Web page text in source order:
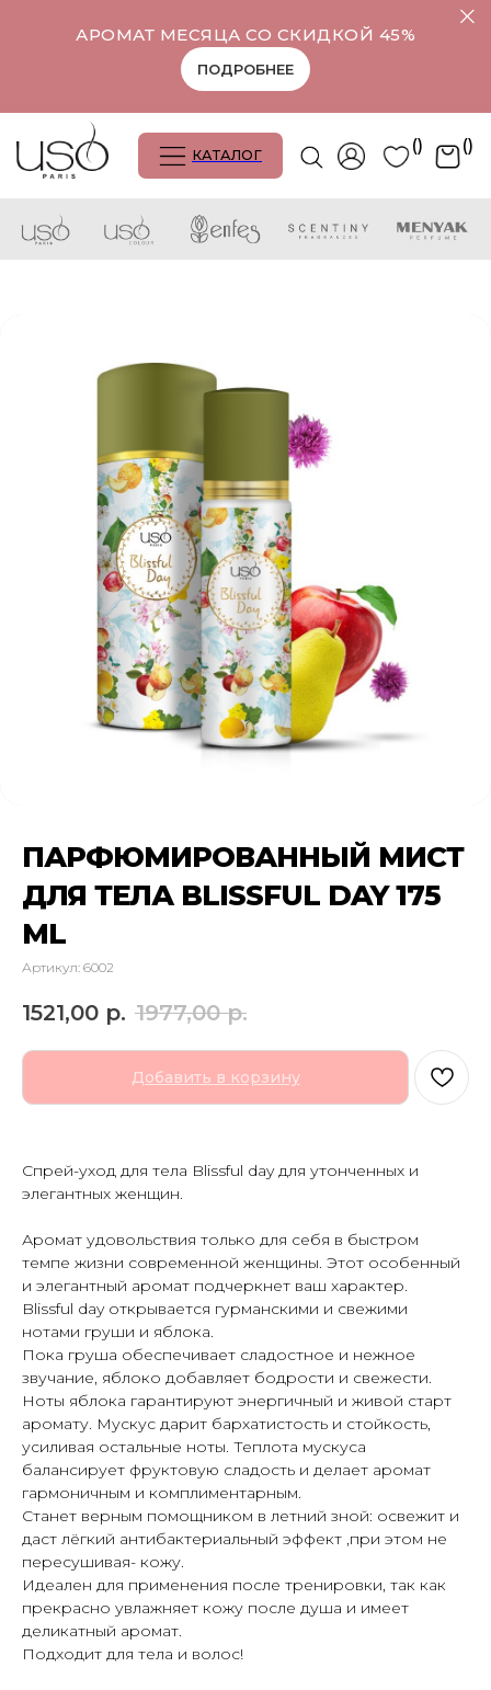
АРОМАТ МЕСЯЦА СО СКИДКОЙ 45%
ПОДРОБНЕЕ
КАТАЛОГ
ПАРФЮМИРОВАННЫЙ МИСТ
ДЛЯ ТЕЛА BLISSFUL DAY 175
ML
Артикул: 6002
1521,00 р. 1977,00 р.
Добавить в корзину
Спрей-уход для тела Blissful day для утонченных и
элегантных женщин.
Аромат удовольствия только для себя в быстром
темпе жизни современной женщины. Этот особенный
и элегантный аромат подчеркнет ваш характер.
Blissful day открывается гурманскими и свежими
нотами груши и яблока.
Пока груша обеспечивает сладостное и нежное
звучание, яблоко добавляет бодрости и свежести.
Ноты яблока гарантируют энергичный и живой старт
аромату. Мускус дарит бархатистость и стойкость,
усиливая остальные ноты. Теплота мускуса
балансирует фруктовую сладость и делает аромат
гармоничным и комплиментарным.
Станет верным помощником в летний зной: освежит и
даст лёгкий антибактериальный эффект ,при этом не
пересушивая- кожу.
Идеален для применения после тренировки, так как
прекрасно увлажняет кожу после душа и имеет
деликатный аромат.
Подходит для тела и волос!